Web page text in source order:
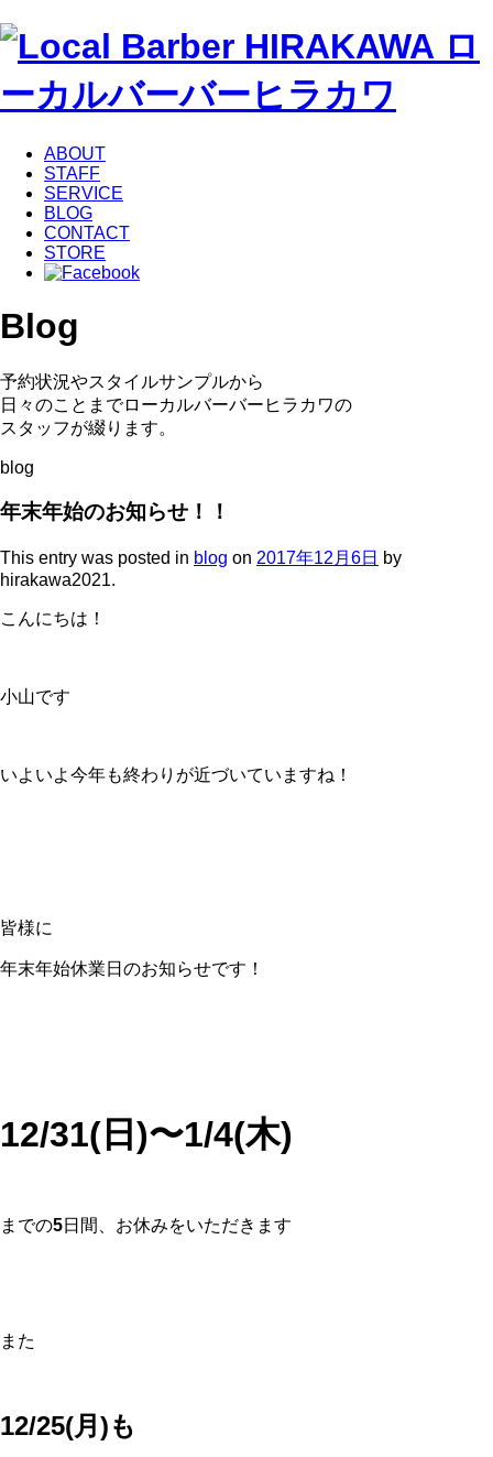
ABOUT
STAFF
SERVICE
BLOG
CONTACT
STORE
Blog
予約状況やスタイルサンプルから
日々のことまでローカルバーバーヒラカワの
スタッフが綴ります。
blog
年末年始のお知らせ！！
This entry was posted in blog on 2017年12月6日 by
hirakawa2021.
こんにちは！
小山です
いよいよ今年も終わりが近づいていますね！
皆様に
年末年始休業日のお知らせです！
12/31(日)〜1/4(木)
までの5日間、お休みをいただきます
また
12/25(月)も